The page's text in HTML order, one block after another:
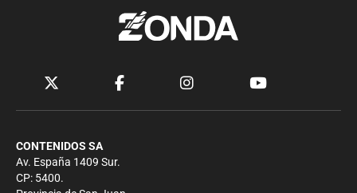
CONTENIDOS SA
Av. España 1409 Sur.
CP: 5400.